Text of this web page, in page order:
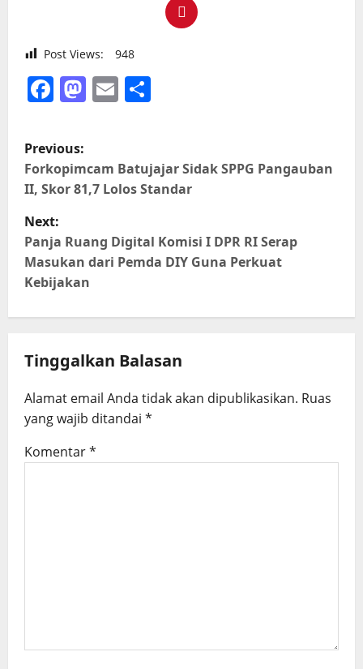
Post Views: 948
Facebook
Mastodon
Email
P
o
s
t
n
a
i
g
t
i
o
Previous:
Forkopimcam Batujajar Sidak SPPG Pangauban
II, Skor 81,7 Lolos Standar
Next:
Panja Ruang Digital Komisi I DPR RI Serap
Masukan dari Pemda DIY Guna Perkuat
Kebijakan
Tinggalkan Balasan
Alamat email Anda tidak akan dipublikasikan. Ruas
yang wajib ditandai *
Komentar*